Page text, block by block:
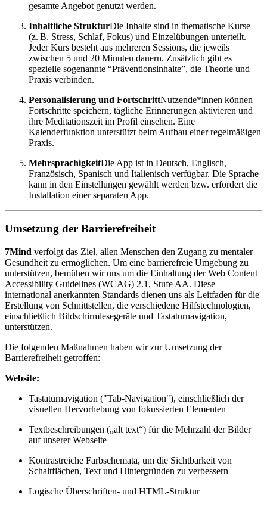
gesamte Angebot genutzt werden.
Inhaltliche StrukturDie Inhalte sind in thematische Kurse
(z. B. Stress, Schlaf, Fokus) und Einzelübungen unterteilt.
Jeder Kurs besteht aus mehreren Sessions, die jeweils
zwischen 5 und 20 Minuten dauern. Zusätzlich gibt es
spezielle sogenannte “Präventionsinhalte”, die Theorie und
Praxis verbinden.
Personalisierung und FortschrittNutzende*innen können
Fortschritte speichern, tägliche Erinnerungen aktivieren und
ihre Meditationszeit im Profil einsehen. Eine
Kalenderfunktion unterstützt beim Aufbau einer regelmäßigen
Praxis.
MehrsprachigkeitDie App ist in Deutsch, Englisch,
Französisch, Spanisch und Italienisch verfügbar. Die Sprache
kann in den Einstellungen gewählt werden bzw. erfordert die
Installation einer separaten App.
Umsetzung der Barrierefreiheit
7Mind verfolgt das Ziel, allen Menschen den Zugang zu mentaler
Gesundheit zu ermöglichen. Um eine barrierefreie Umgebung zu
unterstützen, bemühen wir uns um die Einhaltung der Web Content
Accessibility Guidelines (WCAG) 2.1, Stufe AA. Diese
international anerkannten Standards dienen uns als Leitfaden für die
Erstellung von Schnittstellen, die verschiedene Hilfstechnologien,
einschließlich Bildschirmlesegeräte und Tastaturnavigation,
unterstützen.
Die folgenden Maßnahmen haben wir zur Umsetzung der
Barrierefreiheit getroffen:
Website:
Tastaturnavigation ("Tab-Navigation"), einschließlich der
visuellen Hervorhebung von fokussierten Elementen
Textbeschreibungen („alt text“) für die Mehrzahl der Bilder
auf unserer Webseite
Kontrastreiche Farbschemata, um die Sichtbarkeit von
Schaltflächen, Text und Hintergründen zu verbessern
Logische Überschriften- und HTML-Struktur